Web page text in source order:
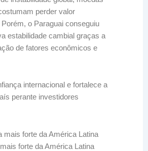
perder valor
o Paraguai conseguiu
estabilidade cambial graças a
de fatores econômicos e
internacional e fortalece a
perante investidores
forte da América Latina